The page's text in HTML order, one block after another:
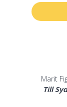
Marit
Till